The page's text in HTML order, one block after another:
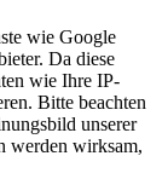
wie Google
Da diese
wie Ihre IP-
Bitte beachten
unserer
werden wirksam,